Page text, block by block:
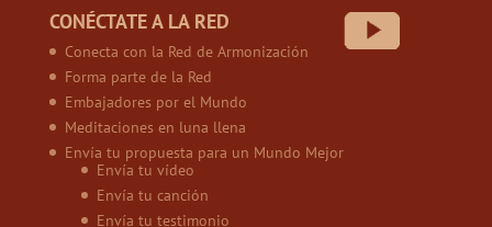
CONÉCTATE A LA RED
Conecta con la Red de Armonización
Forma parte de la Red
Embajadores por el Mundo
Meditaciones en luna llena
Envía tu propuesta para un Mundo Mejor
Envía tu vídeo
Envía tu canción
Envía tu testimonio